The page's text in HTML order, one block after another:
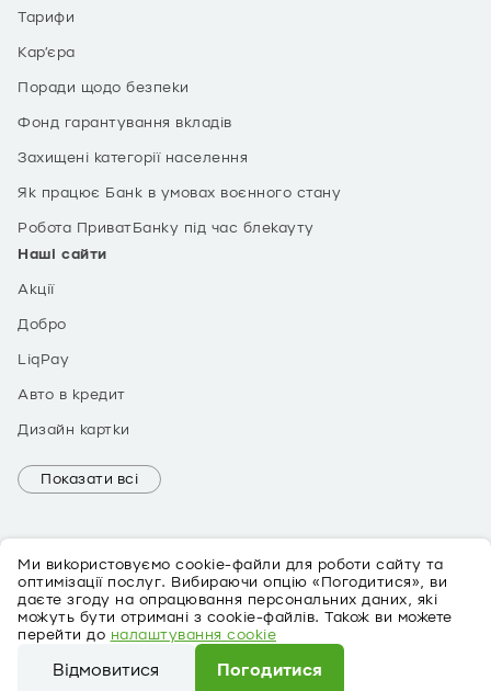
Ми використовуємо cookie-файли для роботи сайту та
оптимізації послуг. Вибираючи опцію «Погодитися», ви
даєте згоду на опрацювання персональних даних, які
можуть бути отримані з cookie-файлів. Також ви можете
перейти до налаштування cookie
Відмовитися Погодитися
Тарифи
Кар’єра
Поради щодо безпеки
Фонд гарантування вкладів
Захищені категорії населення
Як працює Банк в умовах воєнного стану
Робота ПриватБанку під час блекауту
Наші сайти
Акції
Добро
LiqPay
Авто в кредит
Дизайн картки
Показати всі
EN
2026 ПриватБанк Ліцензія № 22 від 05.10.2011